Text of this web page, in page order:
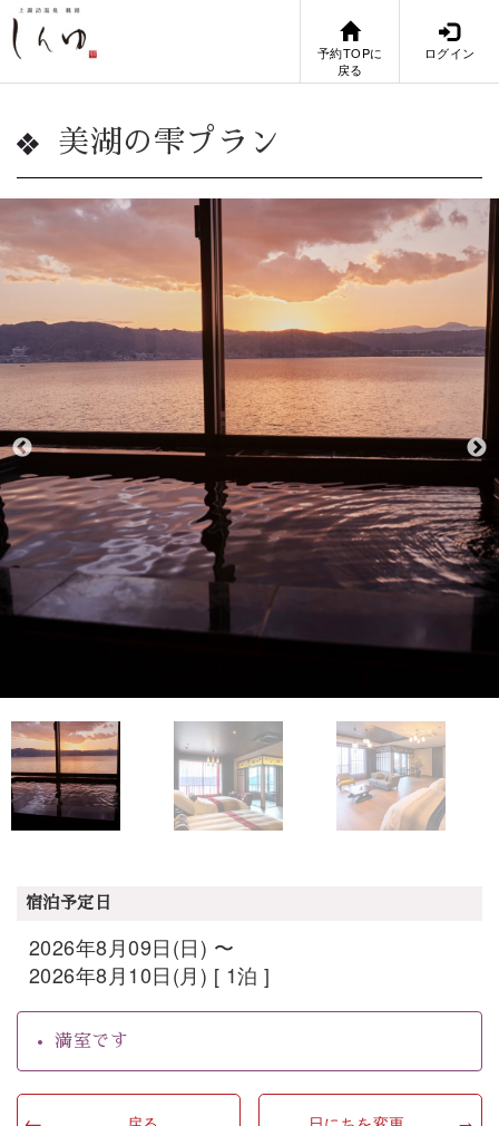
予約TOPに
戻る
ログイン
美湖の雫プラン
宿泊予定日
2026年8月09日(日) 〜
2026年8月10日(月) [ 1泊 ]
満室です